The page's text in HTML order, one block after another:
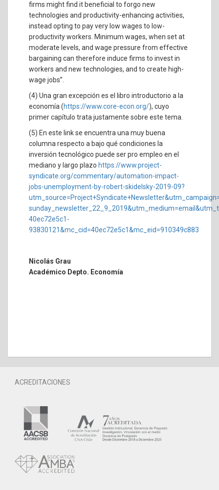
firms might find it beneficial to forgo new
technologies and productivity-enhancing activities,
instead opting to pay very low wages to low-
productivity workers. Minimum wages, when set at
moderate levels, and wage pressure from effective
bargaining can therefore induce firms to invest in
workers and new technologies, and to create high-
wage jobs”.
(4) Una gran excepción es el libro introductorio a la
economía (https://www.core-econ.org/), cuyo
primer capítulo trata justamente sobre este tema.
(5) En este link se encuentra una muy buena
columna respecto a bajo qué condiciones la
inversión tecnológico puede ser pro empleo en el
mediano y largo plazo https://www.project-
syndicate.org/commentary/automation-impact-
jobs-unemployment-by-robert-skidelsky-2019-09?
40ec72e5c1-
93830121&mc_cid=40ec72e5c1&mc_eid=910349c883
Nicolás Grau
Académico Depto. Economía
ACREDITACIONES